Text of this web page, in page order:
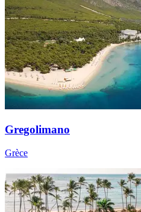
Gregolimano
Grèce